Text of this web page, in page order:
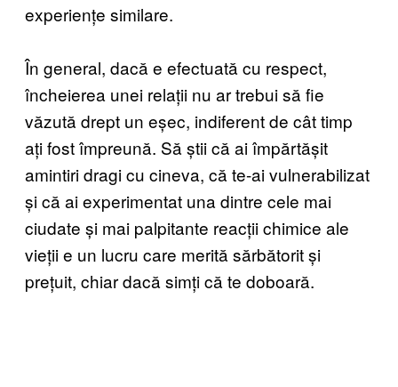
experiențe similare.
În general, dacă e efectuată cu respect,
încheierea unei relații nu ar trebui să fie
văzută drept un eșec, indiferent de cât timp
ați fost împreună. Să știi că ai împărtășit
amintiri dragi cu cineva, că te-ai vulnerabilizat
și că ai experimentat una dintre cele mai
ciudate și mai palpitante reacții chimice ale
vieții e un lucru care merită sărbătorit și
prețuit, chiar dacă simți că te doboară.